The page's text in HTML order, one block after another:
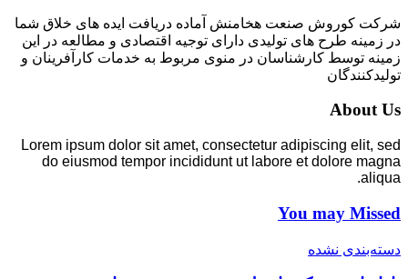
شرکت کوروش صنعت هخامنش آماده دریافت ایده های خلاق شما
در زمینه طرح های تولیدی دارای توجیه اقتصادی و مطالعه در این
زمینه توسط کارشناسان در منوی مربوط به خدمات کارآفرینان و
تولیدکنندگان
About Us
Lorem ipsum dolor sit amet, consectetur adipiscing elit, sed
do eiusmod tempor incididunt ut labore et dolore magna
aliqua.
You may Missed
دسته‌بندی نشده